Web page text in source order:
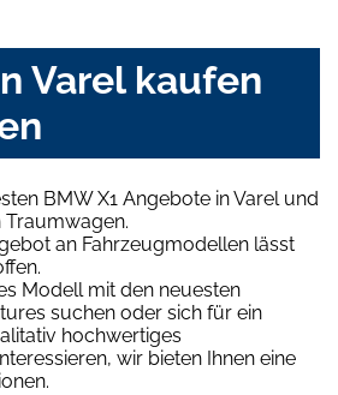
Varel kaufen
BMW X1 Angebote in Varel und
Traumwagen.
an Fahrzeugmodellen lässt
Modell mit den neuesten
suchen oder sich für ein
hochwertiges
wir bieten Ihnen eine